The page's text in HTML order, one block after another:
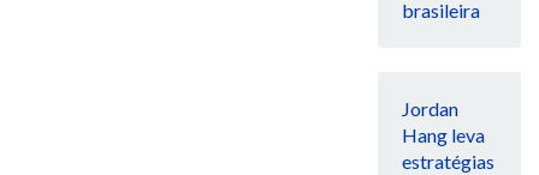
brasileira
Jordan
Hang leva
estratégias